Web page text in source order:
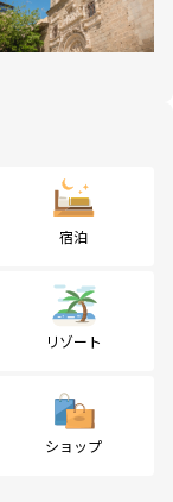
宿泊
リゾート
ショップ